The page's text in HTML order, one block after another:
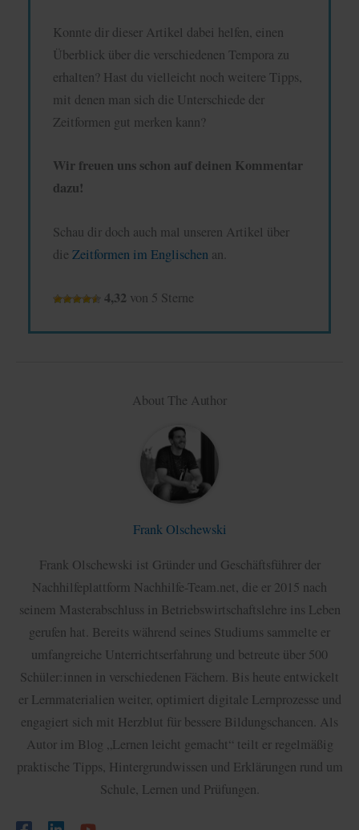
Konnte dir dieser Artikel dabei helfen, einen
Überblick über die verschiedenen Tempora zu
erhalten? Hast du vielleicht noch weitere Tipps,
mit denen man sich die Unterschiede der
Zeitformen gut merken kann?
Wir freuen uns schon auf deinen Kommentar
dazu!
Schau dir doch auch mal unseren Artikel über
die Zeitformen im Englischen an.
4,32 von 5 Sterne
About The Author
Frank Olschewski
Frank Olschewski ist Gründer und Geschäftsführer der
Nachhilfeplattform Nachhilfe-Team.net, die er 2015 nach
seinem Masterabschluss in Betriebswirtschaftslehre ins Leben
gerufen hat. Bereits während seines Studiums sammelte er
umfangreiche Unterrichtserfahrung und betreute über 500
Schüler:innen in verschiedenen Fächern. Bis heute entwickelt
er Lernmaterialien weiter, optimiert digitale Lernprozesse und
engagiert sich mit Herzblut für bessere Bildungschancen. Als
Autor im Blog „Lernen leicht gemacht“ teilt er regelmäßig
praktische Tipps, Hintergrundwissen und Erklärungen rund um
Schule, Lernen und Prüfungen.